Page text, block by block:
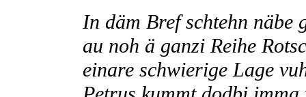
In däm Bref schtehn näbe
au noh ä ganzi Reihe
einare schwierige Lage